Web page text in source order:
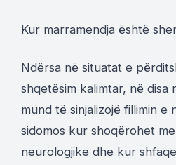
Kur marramendja është
Ndërsa në situatat e
shqetësim kalimtar, në disa
mund të sinjalizojë fillimin e
sidomos kur shoqërohet
neurologjike dhe kur